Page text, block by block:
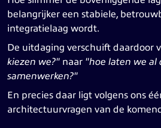
belangrijker een stabiele,
integratielaag wordt.
De uitdaging verschuift daardoor
kiezen we?" naar "hoe laten we al
samenwerken?"
En precies daar ligt volgens ons
architectuurvragen van de